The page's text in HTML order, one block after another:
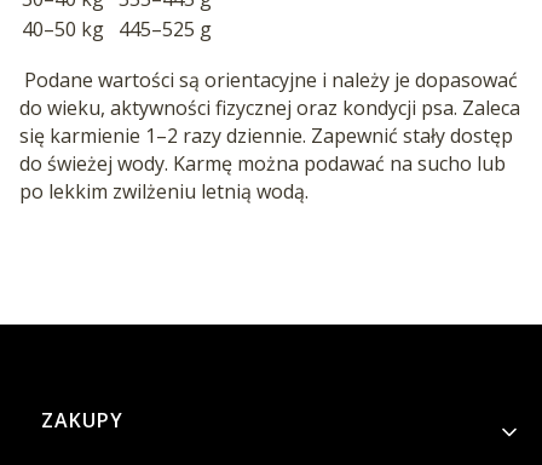
40–50 kg 445–525 g
Podane wartości są orientacyjne i należy je dopasować
do wieku, aktywności fizycznej oraz kondycji psa. Zaleca
się karmienie 1–2 razy dziennie. Zapewnić stały dostęp
do świeżej wody. Karmę można podawać na sucho lub
po lekkim zwilżeniu letnią wodą.
Linki w stopce
ZAKUPY